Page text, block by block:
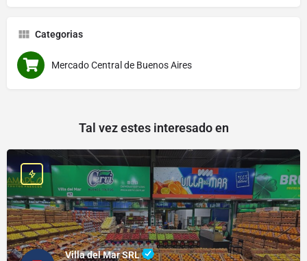
Categorias
Mercado Central de Buenos Aires
Tal vez estes interesado en
Villa del Mar SRL